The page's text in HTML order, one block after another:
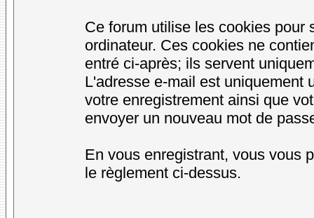
Ce forum utilise les cookies pour
ordinateur. Ces cookies ne
entré ci-après; ils servent
L'adresse e-mail est uniquement
votre enregistrement ainsi que
envoyer un nouveau mot de
En vous enregistrant, vous vous
le règlement ci-dessus.